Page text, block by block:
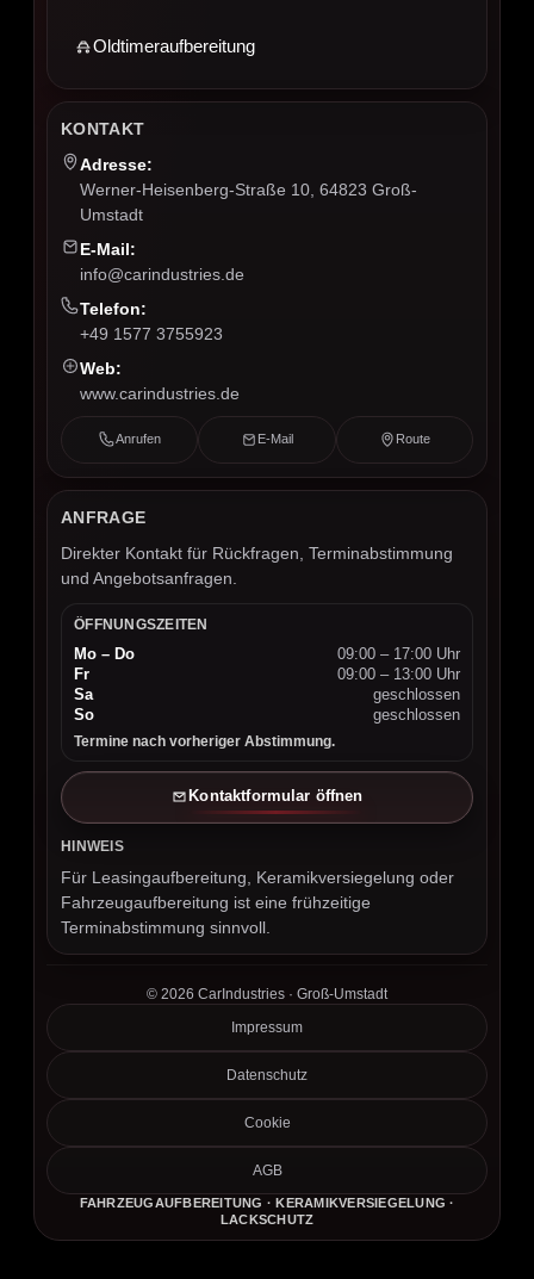
Oldtimeraufbereitung
KONTAKT
Adresse:
Werner-Heisenberg-Straße 10, 64823 Groß-
Umstadt
E-Mail:
info@carindustries.de
Telefon:
+49 1577 3755923
Web:
www.carindustries.de
Anrufen E-Mail Route
ANFRAGE
Direkter Kontakt für Rückfragen, Terminabstimmung
und Angebotsanfragen.
ÖFFNUNGSZEITEN
Mo – Do
09:00 – 17:00 Uhr
Fr
09:00 – 13:00 Uhr
Sa
geschlossen
So
geschlossen
Termine nach vorheriger Abstimmung.
Kontaktformular öffnen
HINWEIS
Für Leasingaufbereitung, Keramikversiegelung oder
Fahrzeugaufbereitung ist eine frühzeitige
Terminabstimmung sinnvoll.
© 2026 CarIndustries · Groß-Umstadt
FAHRZEUGAUFBEREITUNG · KERAMIKVERSIEGELUNG ·
LACKSCHUTZ
Impressum
Datenschutz
Cookie
AGB